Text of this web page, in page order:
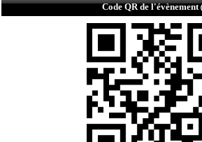
Code QR de l'évènement